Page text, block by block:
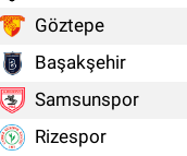
Göztepe
Başakşehir
Samsunspor
Rizespor